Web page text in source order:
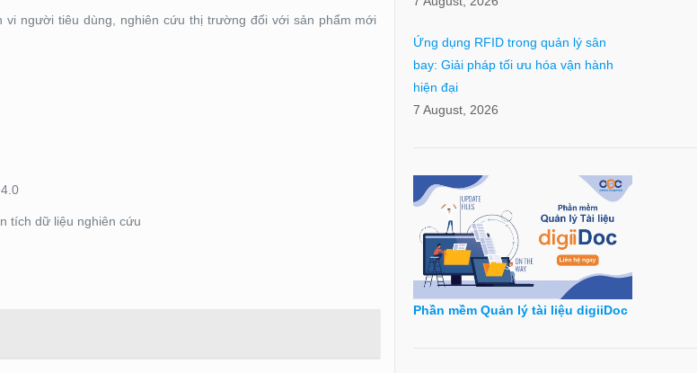
người tiêu dùng, nghiên cứu thị trường đối với sản phẩm mới
tích dữ liệu nghiên cứu
Ứng dụng RFID trong quản lý sân
bay: Giải pháp tối ưu hóa vận hành
hiện đại
7 August, 2026
Phần mềm Quản lý tài liệu digiiDoc